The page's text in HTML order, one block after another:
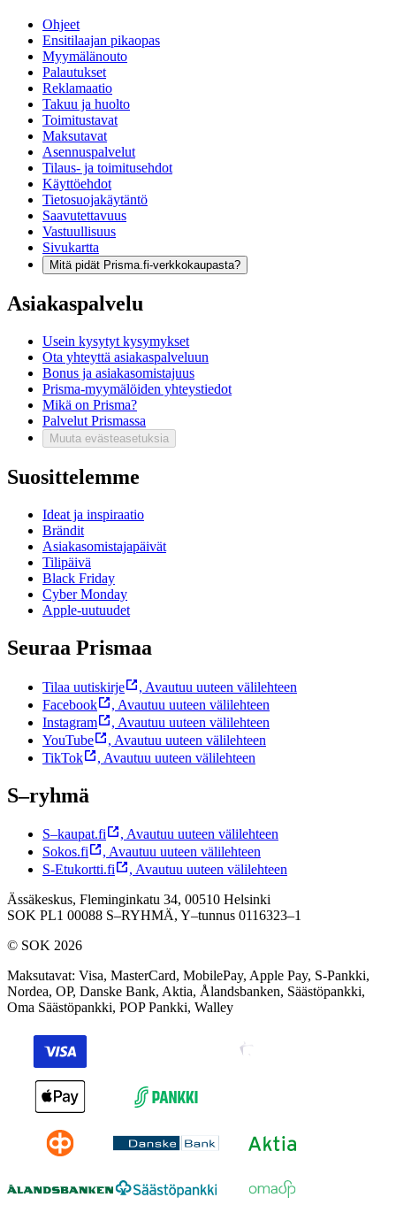
Ohjeet
Ensitilaajan pikaopas
Myymälänouto
Palautukset
Reklamaatio
Takuu ja huolto
Toimitustavat
Maksutavat
Asennuspalvelut
Tilaus- ja toimitusehdot
Käyttöehdot
Tietosuojakäytäntö
Saavutettavuus
Vastuullisuus
Sivukartta
Mitä pidät Prisma.fi-verkkokaupasta?
Asiakaspalvelu
Usein kysytyt kysymykset
Ota yhteyttä asiakaspalveluun
Bonus ja asiakasomistajuus
Prisma-myymälöiden yhteystiedot
Mikä on Prisma?
Palvelut Prismassa
Muuta evästeasetuksia
Suosittelemme
Ideat ja inspiraatio
Brändit
Asiakasomistajapäivät
Tilipäivä
Black Friday
Cyber Monday
Apple-uutuudet
Seuraa Prismaa
Tilaa uutiskirje , Avautuu uuteen välilehteen
Facebook
, Avautuu uuteen välilehteen
Instagram
, Avautuu uuteen välilehteen
YouTube
, Avautuu uuteen välilehteen
TikTok
, Avautuu uuteen välilehteen
S–ryhmä
S–kaupat.fi , Avautuu uuteen välilehteen
Sokos.fi
, Avautuu uuteen välilehteen
S-Etukortti.fi
, Avautuu uuteen välilehteen
Ässäkeskus, Fleminginkatu 34, 00510 Helsinki
SOK PL1 00088 S–RYHMÄ, Y–tunnus 0116323–1
© SOK 2026
Maksutavat: Visa, MasterCard, MobilePay, Apple Pay, S-Pankki,
Nordea, OP, Danske Bank, Aktia, Ålandsbanken, Säästöpankki,
Oma Säästöpankki, POP Pankki, Walley